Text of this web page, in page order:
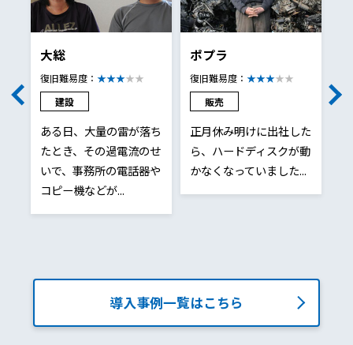
大総
復旧難易度：★★★
建設
ある日、大量の雷が落ち
たとき、その過電流のせ
いで、事務所の電話器や
コピー機などが...
ポプラ
復旧難易度：★★★
販売
正月休み明けに出社した
ら、ハードディスクが動
かなくなっていました...
Next
導入事例一覧はこちら